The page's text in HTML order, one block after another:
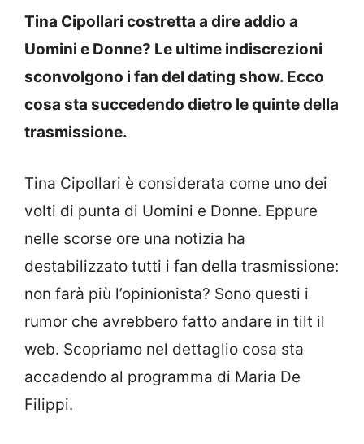
Tina Cipollari costretta a dire addio a
Uomini e Donne? Le ultime indiscrezioni
sconvolgono i fan del dating show. Ecco
cosa sta succedendo dietro le quinte della
trasmissione.
Tina Cipollari è considerata come uno dei
volti di punta di Uomini e Donne. Eppure
nelle scorse ore una notizia ha
destabilizzato tutti i fan della trasmissione:
non farà più l’opinionista? Sono questi i
rumor che avrebbero fatto andare in tilt il
web. Scopriamo nel dettaglio cosa sta
accadendo al programma di Maria De
Filippi.